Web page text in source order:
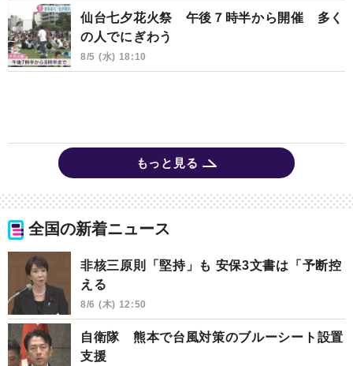
仙台七夕花火祭 午後７時半から開催 多く
の人でにぎわう
8/5 (水) 18:10
もっと見る
全国の新着ニュース
非核三原則「堅持」も 安保3文書は「予断控
える
8/6 (木) 12:50
自衛隊 熊本で台風対策のブルーシート設置
支援